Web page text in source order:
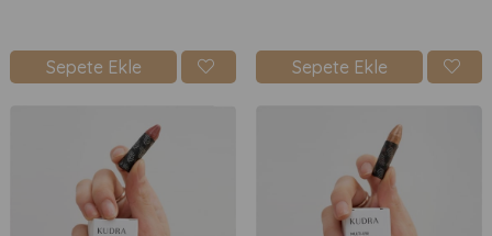
Sepete Ekle Sepete Ekle